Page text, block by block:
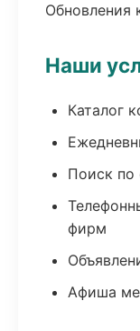
Обновления
Наши
Каталог
Поиск по
фирм
Афиша